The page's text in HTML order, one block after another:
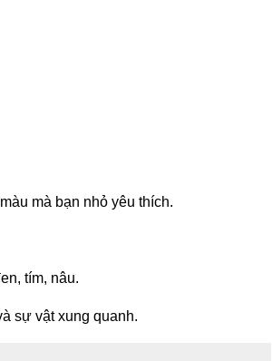
mà bạn nhỏ yêu thích.
tím, nâu.
sự vật xung quanh.